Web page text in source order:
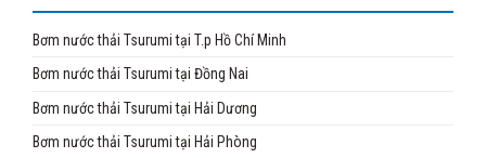
Bơm nước thải Tsurumi tại T.p Hồ Chí Minh
Bơm nước thải Tsurumi tại Đồng Nai
Bơm nước thải Tsurumi tại Hải Dương
Bơm nước thải Tsurumi tại Hải Phòng